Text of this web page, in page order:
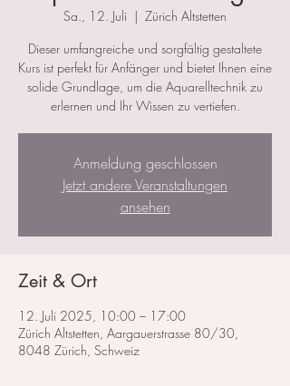
Sa., 12. Juli
  |
Zürich Altstetten
Dieser umfangreiche und sorgfältig gestaltete
Kurs ist perfekt für Anfänger und bietet Ihnen eine
solide Grundlage, um die Aquarelltechnik zu
erlernen und Ihr Wissen zu vertiefen.
Anmeldung geschlossen
Jetzt andere Veranstaltungen
ansehen
Zeit & Ort
12. Juli 2025, 10:00 – 17:00
Zürich Altstetten, Aargauerstrasse 80/30,
8048 Zürich, Schweiz